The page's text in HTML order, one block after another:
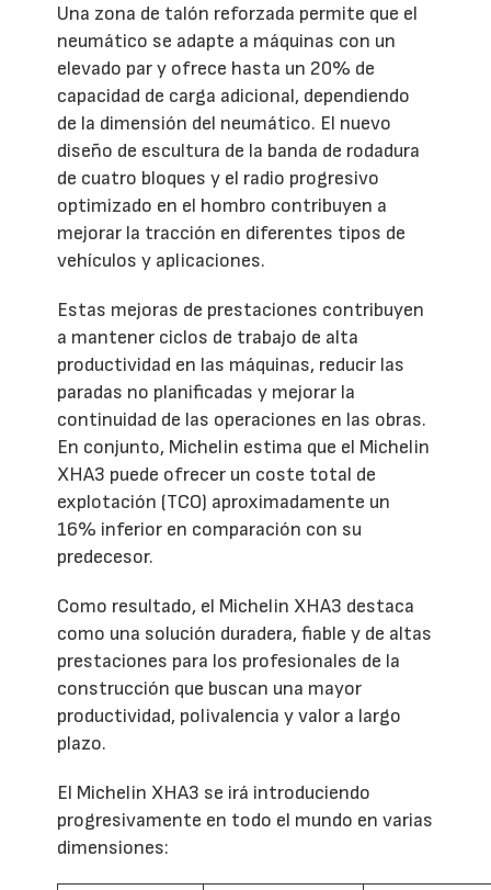
Una zona de talón reforzada permite que el
neumático se adapte a máquinas con un
elevado par y ofrece hasta un 20% de
capacidad de carga adicional, dependiendo
de la dimensión del neumático. El nuevo
diseño de escultura de la banda de rodadura
de cuatro bloques y el radio progresivo
optimizado en el hombro contribuyen a
mejorar la tracción en diferentes tipos de
vehículos y aplicaciones.
Estas mejoras de prestaciones contribuyen
a mantener ciclos de trabajo de alta
productividad en las máquinas, reducir las
paradas no planificadas y mejorar la
continuidad de las operaciones en las obras.
En conjunto, Michelin estima que el Michelin
XHA3 puede ofrecer un coste total de
explotación (TCO) aproximadamente un
16% inferior en comparación con su
predecesor.
Como resultado, el Michelin XHA3 destaca
como una solución duradera, fiable y de altas
prestaciones para los profesionales de la
construcción que buscan una mayor
productividad, polivalencia y valor a largo
plazo.
El Michelin XHA3 se irá introduciendo
progresivamente en todo el mundo en varias
dimensiones: